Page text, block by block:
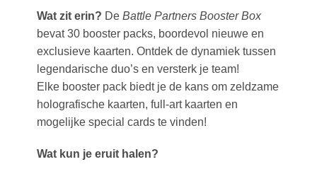
Wat zit erin? De Battle Partners Booster Box
bevat 30 booster packs, boordevol nieuwe en
exclusieve kaarten. Ontdek de dynamiek tussen
legendarische duo’s en versterk je team!
Elke booster pack biedt je de kans om zeldzame
holografische kaarten, full-art kaarten en
mogelijke special cards te vinden!
Wat kun je eruit halen?